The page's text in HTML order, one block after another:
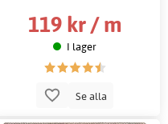
119 kr / m
I lager
Se alla